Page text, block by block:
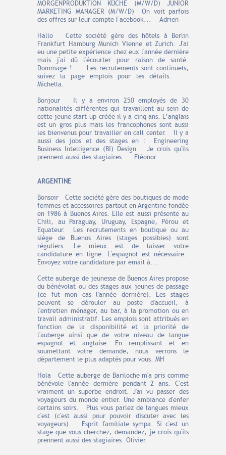
MORGENPRODUKTION KÜCHE (M/W/D) JUNIOR
MARKETING MANAGER (M/W/D) On voit parfois
des offres sur leur compte Facebook... Adrien
Hallo Cette société gère des hôtels à Berlin
Frankfurt Hamburg Munich Vienne et Zurich. J'ai
eu une petite expérience chez eux l'année dernière
mais j'ai dû l'écourter pour raison de santé.
Dommage ! Les recrutements sont continuels,
suivez la page emplois pour les détails.
Michella.
Bonjour Il y a environ 250 employés de 30
nationalités différentes qui travaillent au sein de
cette jeune start-up créée il y a cinq ans. L’anglais
est un gros plus mais les francophones sont aussi
les bienvenus pour travailler en call center. Il y a
aussi des jobs et des stages en : Engineering
Business Intelligence (BI) Design Je crois qu'ils
prennent aussi des stagiaires. Eléonor
ARGENTINE
Bonsoir Cette société gère des boutiques de mode
femmes et accessoires partout en Argentine fondée
en 1986 à Buenos Aires. Elle est aussi présente au
Chili, au Paraguay, Uruguay, Espagne, Pérou et
Equateur. Les recrutements en boutique ou au
siège de Buenos Aires (stages possibles) sont
réguliers. Le mieux est de laisser votre
candidature en ligne. L'espagnol est nécessaire.
Envoyez votre candidature par email à...
Cette auberge de jeunesse de Buenos Aires propose
du bénévolat ou des stages aux jeunes de passage
(ce fut mon cas l'année dernière). Les stages
peuvent se dérouler au poste d'accueil, à
l'entretien ménager, au bar, à la promotion ou en
travail administratif. Les emplois sont attribués en
fonction de la disponibilité et la priorité de
l'auberge ainsi que de votre niveau de langue
espagnol et anglaise. En remplissant et en
soumettant votre demande, nous verrons le
département le plus adaptés pour vous. MH
Hola Cette auberge de Bariloche m'a pris comme
bénévole l'année dernière pendant 2 ans. C'est
vraiment un superbe endroit. J'ai vu passer des
voyageurs du monde entier. Une ambiance d'enfer
certains soirs. Plus vous parlez de langues mieux
c'est (c'est aussi pour pouvoir discuter avec les
voyageurs). Esprit familiale sympa. Si c'est un
stage que vous cherchez, demandez, je crois qu'ils
prennent aussi des stagiaires. Olivier.